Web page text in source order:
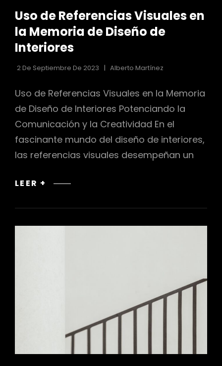
LAS
CATEGORÍAS
Uso de Referencias Visuales en
la Memoria de Diseño de
Interiores
2 De Septiembre De 2023 Alberto Martínez
Uso de Referencias Visuales en la Memoria
de Diseño de Interiores Potenciando la
Comunicación y la Creatividad En el
fascinante mundo del diseño de interiores,
las referencias visuales desempeñan un
LEER +
USO
REFERENCIAS